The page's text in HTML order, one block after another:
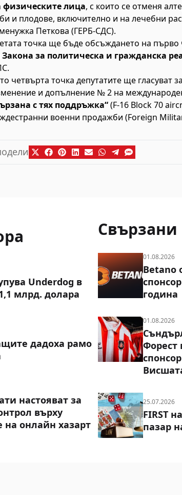
физическите лица, с които се отменя
и плодове, включително и на лечебни
Петкова (ГЕРБ-СДС).
точка ще бъде обсъждането на
Закона за политическа и гражданска
четвърта точка депутатите ще
и допълнение № 2 на
с тях поддръжка“(F-16 Block 70
военни продажби (Foreign
Underdog в
млрд. долара
дадоха рамо
настояват за
върху
на онлайн хазарт
01.08.2026
Betano
година
01.08.2026
Форест
25.07.2026
FIRST
пазар